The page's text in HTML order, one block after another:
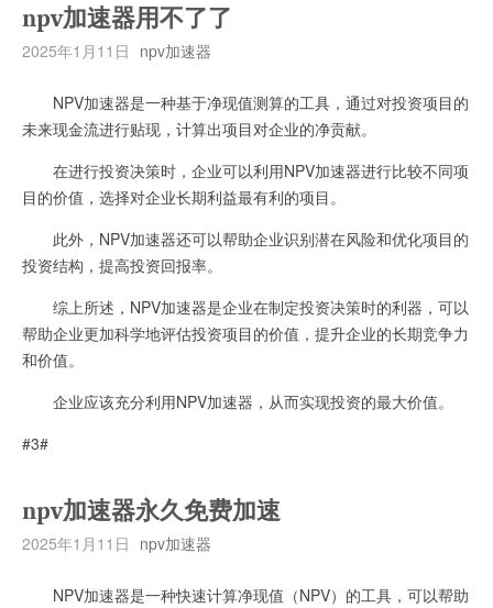
npv加速器用不了了
2025年1月11日 npv加速器
NPV加速器是一种基于净现值测算的工具，通过对投资项目的
未来现金流进行贴现，计算出项目对企业的净贡献。
在进行投资决策时，企业可以利用NPV加速器进行比较不同项
目的价值，选择对企业长期利益最有利的项目。
此外，NPV加速器还可以帮助企业识别潜在风险和优化项目的
投资结构，提高投资回报率。
综上所述，NPV加速器是企业在制定投资决策时的利器，可以
帮助企业更加科学地评估投资项目的价值，提升企业的长期竞争力
和价值。
企业应该充分利用NPV加速器，从而实现投资的最大价值。
#3#
npv加速器永久免费加速
2025年1月11日 npv加速器
NPV加速器是一种快速计算净现值（NPV）的工具，可以帮助